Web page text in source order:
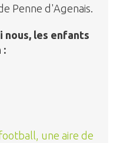
Penne d'Agenais.
nous, les enfants
:
une aire de